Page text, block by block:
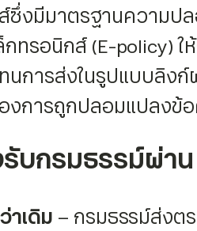
ซึ่งมีมาตรฐานความป
กทรอนิกส์ (E-policy)
นการส่งในรูปแบบลิง
งการถูกปลอมแปลงข้
บกรมธรรม์ผ่าน
าเดิม – กรมธรรม์ส่งต